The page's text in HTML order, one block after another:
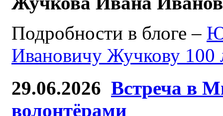
Подробности в блоге –
Ивановичу Жучкову 100
29.06.2026 Встреча в
волонтёрами